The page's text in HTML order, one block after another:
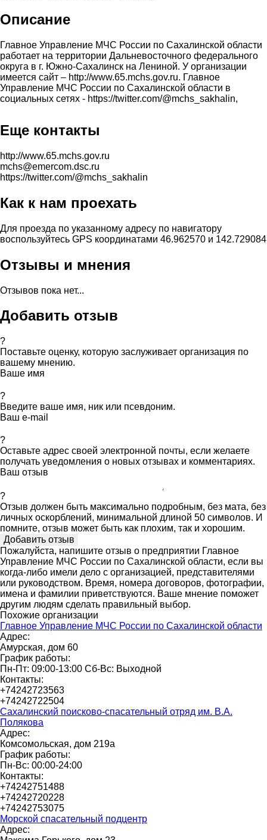
Описание
Главное Управление МЧС России по Сахалинской области
работает на территории Дальневосточного федерального
округа в г. Южно-Сахалинск на Лениной. У организации
имеется сайт – http://www.65.mchs.gov.ru. Главное
Управление МЧС России по Сахалинской области в
социальных сетях - https://twitter.com/@mchs_sakhalin,
Еще контакты
http://www.65.mchs.gov.ru
mchs@emercom.dsc.ru
https://twitter.com/@mchs_sakhalin
Как к нам проехать
Для проезда по указанному адресу по навигатору
воспользуйтесь GPS координатами 46.962570 и 142.729084
Отзывы и мнения
Отзывов пока нет...
Добавить отзыв
?
Поставьте оценку, которую заслуживает организация по
вашему мнению.
Ваше имя
?
Введите ваше имя, ник или псевдоним.
Ваш e-mail
?
Оставьте адрес своей электронной почты, если желаете
получать уведомления о новых отзывах и комментариях.
Ваш отзыв
?
Отзыв должен быть максимально подробным, без мата, без
личных оскорблений, минимальной длиной 50 символов. И
помните, отзыв может быть как плохим, так и хорошим.
Пожалуйста, напишите отзыв о предприятии Главное
Управление МЧС России по Сахалинской области, если вы
когда-либо имели дело с организацией, представителями
или руководством. Время, номера договоров, фотографии,
имена и фамилии приветствуются. Ваше мнение поможет
другим людям сделать правильный выбор.
Похожие организации
Главное Управление МЧС России по Сахалинской области
Адрес:
Амурская, дом 60
График работы:
Пн-Пт: 09:00-13:00 Сб-Вс: Выходной
Контакты:
+74242723563
+74242722504
Сахалинский поисково-спасательный отряд им. В.А.
Полякова
Адрес:
Комсомольская, дом 219а
График работы:
Пн-Вс: 00:00-24:00
Контакты:
+74242751488
+74242720228
+74242753075
Морской спасательный подцентр
Адрес: